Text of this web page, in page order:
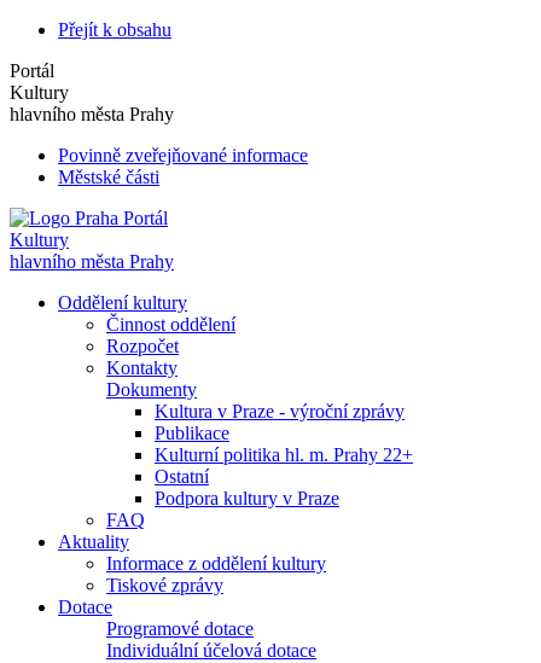
Přejít k obsahu
Portál
Kultury
hlavního města Prahy
Povinně zveřejňované informace
Městské části
Portál
Kultury
hlavního města Prahy
Oddělení kultury
Činnost oddělení
Rozpočet
Kontakty
Dokumenty
Kultura v Praze - výroční zprávy
Publikace
Kulturní politika hl. m. Prahy 22+
Ostatní
Podpora kultury v Praze
FAQ
Aktuality
Informace z oddělení kultury
Tiskové zprávy
Dotace
Programové dotace
Individuální účelová dotace